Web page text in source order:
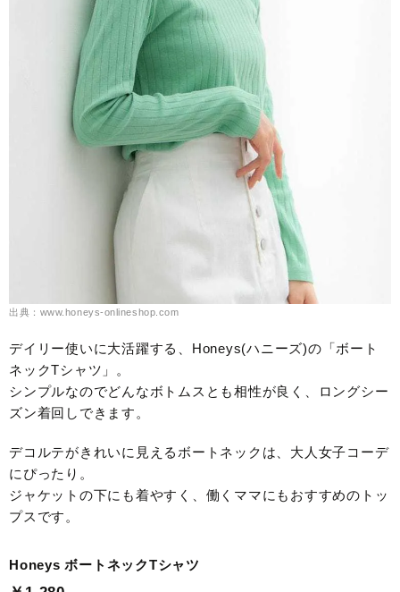
出典：www.honeys-onlineshop.com
デイリー使いに大活躍する、Honeys(ハニーズ)の「ボート
ネックTシャツ」。
シンプルなのでどんなボトムスとも相性が良く、ロングシー
ズン着回しできます。
デコルテがきれいに見えるボートネックは、大人女子コーデ
にぴったり。
ジャケットの下にも着やすく、働くママにもおすすめのトッ
プスです。
Honeys ボートネックTシャツ